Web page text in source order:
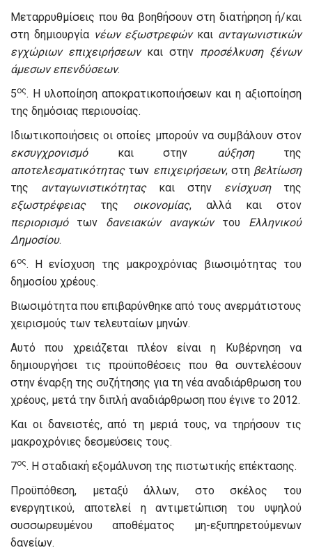
Μεταρρυθμίσεις που θα βοηθήσουν στη διατήρηση ή/και
στη δημιουργία νέων εξωστρεφώνκαι ανταγωνιστικών
εγχώριων επιχειρήσεωνκαι στην προσέλκυση ξένων
άμεσων επενδύσεων.
5ος. Η υλοποίηση αποκρατικοποιήσεων και η αξιοποίηση
της δημόσιας περιουσίας.
Ιδιωτικοποιήσεις οι οποίες μπορούν να συμβάλουν στον
εκσυγχρονισμόκαι στην αύξησητης
αποτελεσματικότηταςτων επιχειρήσεων, στη βελτίωση
της ανταγωνιστικότηταςκαι στην ενίσχυσητης
εξωστρέφειαςτης οικονομίας, αλλά και στον
περιορισμότων δανειακών αναγκώντου Ελληνικού
Δημοσίου.
6ος. Η ενίσχυση της μακροχρόνιας βιωσιμότητας του
δημοσίου χρέους.
Βιωσιμότητα που επιβαρύνθηκε από τους ανερμάτιστους
χειρισμούς των τελευταίων μηνών.
Αυτό που χρειάζεται πλέον είναι η Κυβέρνηση να
δημιουργήσει τις προϋποθέσεις που θα συντελέσουν
στην έναρξη της συζήτησης για τη νέα αναδιάρθρωση του
χρέους, μετά την διπλή αναδιάρθρωση που έγινε το 2012.
Και οι δανειστές, από τη μεριά τους, να τηρήσουν τις
μακροχρόνιες δεσμεύσεις τους.
7ος. Η σταδιακή εξομάλυνση της πιστωτικής επέκτασης.
Προϋπόθεση, μεταξύ άλλων, στο σκέλος του
ενεργητικού, αποτελεί η αντιμετώπιση του υψηλού
συσσωρευμένου αποθέματος μη-εξυπηρετούμενων
δανείων.